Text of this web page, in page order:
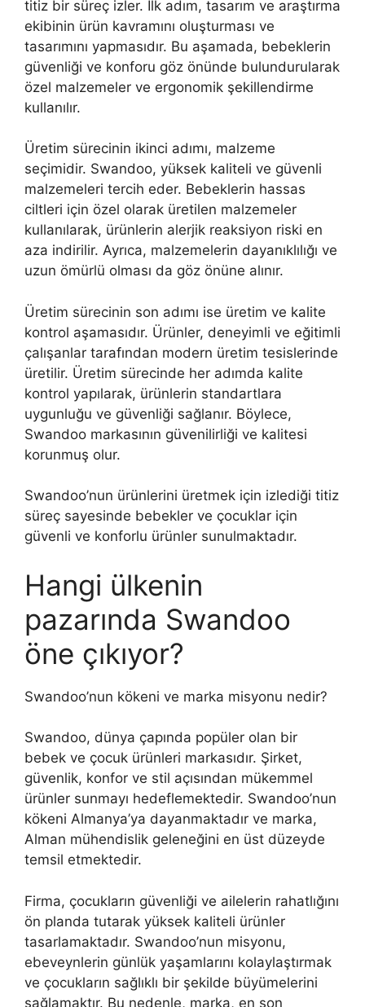
titiz bir süreç izler. İlk adım, tasarım ve araştırma
ekibinin ürün kavramını oluşturması ve
tasarımını yapmasıdır. Bu aşamada, bebeklerin
güvenliği ve konforu göz önünde bulundurularak
özel malzemeler ve ergonomik şekillendirme
kullanılır.
Üretim sürecinin ikinci adımı, malzeme
seçimidir. Swandoo, yüksek kaliteli ve güvenli
malzemeleri tercih eder. Bebeklerin hassas
ciltleri için özel olarak üretilen malzemeler
kullanılarak, ürünlerin alerjik reaksiyon riski en
aza indirilir. Ayrıca, malzemelerin dayanıklılığı ve
uzun ömürlü olması da göz önüne alınır.
Üretim sürecinin son adımı ise üretim ve kalite
kontrol aşamasıdır. Ürünler, deneyimli ve eğitimli
çalışanlar tarafından modern üretim tesislerinde
üretilir. Üretim sürecinde her adımda kalite
kontrol yapılarak, ürünlerin standartlara
uygunluğu ve güvenliği sağlanır. Böylece,
Swandoo markasının güvenilirliği ve kalitesi
korunmuş olur.
Swandoo’nun ürünlerini üretmek için izlediği titiz
süreç sayesinde bebekler ve çocuklar için
güvenli ve konforlu ürünler sunulmaktadır.
Hangi ülkenin
pazarında Swandoo
öne çıkıyor?
Swandoo’nun kökeni ve marka misyonu nedir?
Swandoo, dünya çapında popüler olan bir
bebek ve çocuk ürünleri markasıdır. Şirket,
güvenlik, konfor ve stil açısından mükemmel
ürünler sunmayı hedeflemektedir. Swandoo’nun
kökeni Almanya’ya dayanmaktadır ve marka,
Alman mühendislik geleneğini en üst düzeyde
temsil etmektedir.
Firma, çocukların güvenliği ve ailelerin rahatlığını
ön planda tutarak yüksek kaliteli ürünler
tasarlamaktadır. Swandoo’nun misyonu,
ebeveynlerin günlük yaşamlarını kolaylaştırmak
ve çocukların sağlıklı bir şekilde büyümelerini
sağlamaktır. Bu nedenle, marka, en son